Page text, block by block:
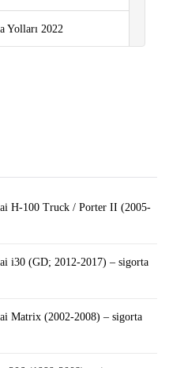
Yolları 2022
H-100 Truck / Porter II (2005-
i30 (GD; 2012-2017) – sigorta
Matrix (2002-2008) – sigorta